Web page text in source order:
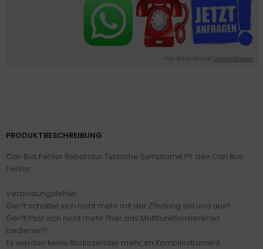
inkl. 19 % MwSt. inkl.Versandkosten
PRODUKTBESCHREIBUNG
Can Bus Fehler Reparatur Typische Symptome f?r den Can Bus
Fehler:
Verbindungsfehler
Ger?t schaltet sich nicht mehr mit der Z?ndung ein und aus?
Ger?t l?sst sich nicht mehr ?ber das Multifunktionslenkrad
bedienen?
Es werden keine Radiosender mehr, im Kombiinstrument